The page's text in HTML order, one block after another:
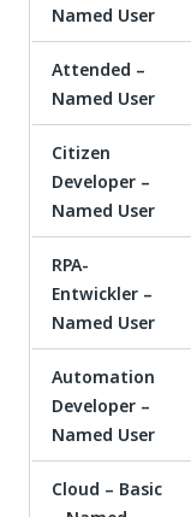
Named User
Attended –
Named User
Citizen
Developer –
Named User
RPA-
Entwickler –
Named User
Automation
Developer –
Named User
Cloud – Basic